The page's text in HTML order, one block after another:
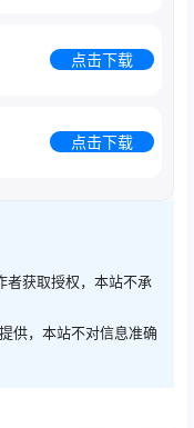
点击下载
点击下载
者获取授权，本站不承
供，本站不对信息准确